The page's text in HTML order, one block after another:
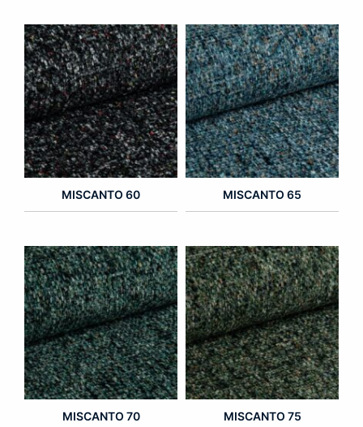
MISCANTO 60 MISCANTO 65
MISCANTO 70 MISCANTO 75